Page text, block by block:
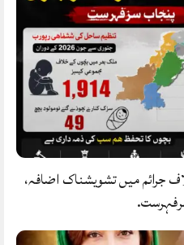
جرائم میں تشویشناک اضافہ،